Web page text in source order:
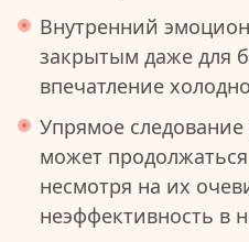
Внутренний
закрытым даже для
впечатление
Упрямое
может
несмотря на их
неэффективность в